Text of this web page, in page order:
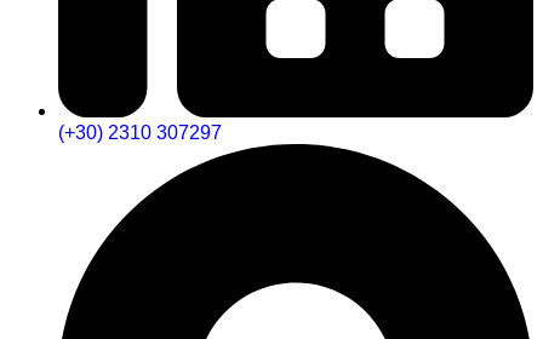
(+30) 2310 307297